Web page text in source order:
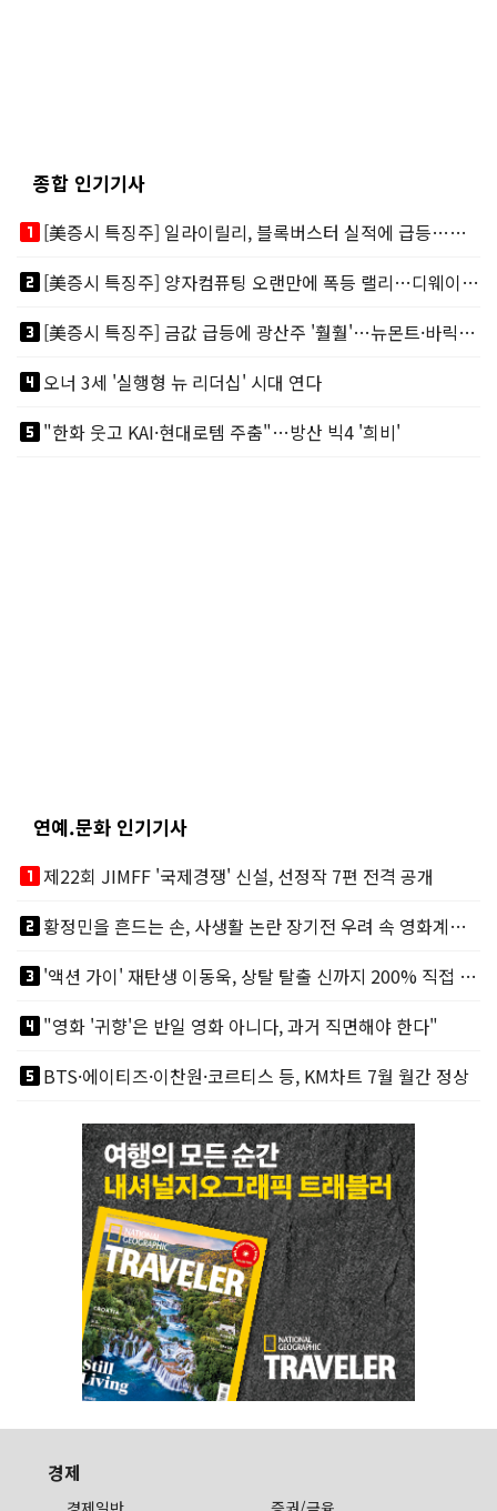
종합 인기기사
looks_one
[美증시 특징주] 일라이릴리, 블록버스터 실적에 급등…마운자로 매출 폭발
looks_two
[美증시 특징주] 양자컴퓨팅 오랜만에 폭등 랠리…디웨이브·아이온큐 주도
looks_3
[美증시 특징주] 금값 급등에 광산주 '훨훨'…뉴몬트·바릭마이닝 주도
looks_4오너 3세 '실행형 뉴 리더십' 시대 연다
looks_5"한화 웃고 KAI·현대로템 주춤"…방산 빅4 '희비'
연예.문화 인기기사
looks_one제22회 JIMFF '국제경쟁' 신설, 선정작 7편 전격 공개
looks_two
황정민을 흔드는 손, 사생활 논란 장기전 우려 속 영화계도 리스크
looks_3
'액션 가이' 재탄생 이동욱, 상탈 탈출 신까지 200% 직접 소화
looks_4"영화 '귀향'은 반일 영화 아니다, 과거 직면해야 한다"
looks_5BTS·에이티즈·이찬원·코르티스 등, KM차트 7월 월간 정상
경제